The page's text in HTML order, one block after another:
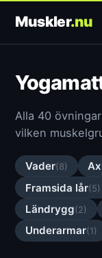
Muskler.nu
Alla 40
vilken
Vader(8)
Framsida lår(5)
Ländrygg(2)
Underarmar(1)